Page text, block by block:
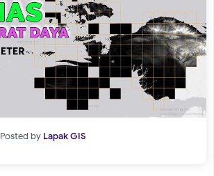
Posted by Lapak GIS